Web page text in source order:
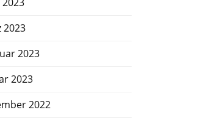
2023
2023
2023
2022